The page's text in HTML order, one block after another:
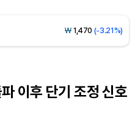
₩ 1,470 (-3.21%)
₩ 464.7(-0.29%)
이후 단기 조정 신호